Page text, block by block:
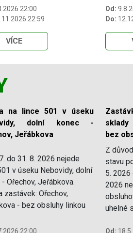
22:00
22:59
VÍCE
Od:
Do:
na lince 501 v úseku
dolní konec -
Jeřábkova
do 31. 8. 2026 nejede
v úseku Nebovidy, dolní
Ořechov, Jeřábkova.
zastávek: Ořechov,
- bez obsluhy linkou
22:00
sklady
bez
Z
stavu
5. 2026
2026
uhelné
Od: